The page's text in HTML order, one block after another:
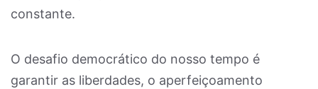
constante.
O desafio democrático do nosso tempo é
garantir as liberdades, o aperfeiçoamento